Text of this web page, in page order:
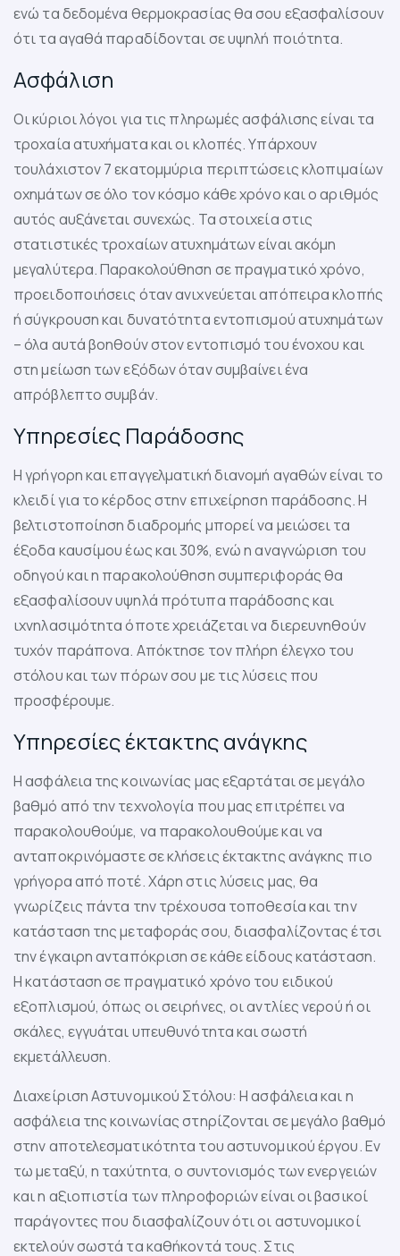
ενώ τα δεδομένα θερμοκρασίας θα σου εξασφαλίσουν
ότι τα αγαθά παραδίδονται σε υψηλή ποιότητα.
Ασφάλιση
Οι κύριοι λόγοι για τις πληρωμές ασφάλισης είναι τα
τροχαία ατυχήματα και οι κλοπές. Υπάρχουν
τουλάχιστον 7 εκατομμύρια περιπτώσεις κλοπιμαίων
οχημάτων σε όλο τον κόσμο κάθε χρόνο και ο αριθμός
αυτός αυξάνεται συνεχώς. Τα στοιχεία στις
στατιστικές τροχαίων ατυχημάτων είναι ακόμη
μεγαλύτερα. Παρακολούθηση σε πραγματικό χρόνο,
προειδοποιήσεις όταν ανιχνεύεται απόπειρα κλοπής
ή σύγκρουση και δυνατότητα εντοπισμού ατυχημάτων
– όλα αυτά βοηθούν στον εντοπισμό του ένοχου και
στη μείωση των εξόδων όταν συμβαίνει ένα
απρόβλεπτο συμβάν.
Υπηρεσίες Παράδοσης
Η γρήγορη και επαγγελματική διανομή αγαθών είναι το
κλειδί για το κέρδος στην επιχείρηση παράδοσης. Η
βελτιστοποίηση διαδρομής μπορεί να μειώσει τα
έξοδα καυσίμου έως και 30%, ενώ η αναγνώριση του
οδηγού και η παρακολούθηση συμπεριφοράς θα
εξασφαλίσουν υψηλά πρότυπα παράδοσης και
ιχνηλασιμότητα όποτε χρειάζεται να διερευνηθούν
τυχόν παράπονα. Απόκτησε τον πλήρη έλεγχο του
στόλου και των πόρων σου με τις λύσεις που
προσφέρουμε.
Υπηρεσίες έκτακτης ανάγκης
Η ασφάλεια της κοινωνίας μας εξαρτάται σε μεγάλο
βαθμό από την τεχνολογία που μας επιτρέπει να
παρακολουθούμε, να παρακολουθούμε και να
ανταποκρινόμαστε σε κλήσεις έκτακτης ανάγκης πιο
γρήγορα από ποτέ. Χάρη στις λύσεις μας, θα
γνωρίζεις πάντα την τρέχουσα τοποθεσία και την
κατάσταση της μεταφοράς σου, διασφαλίζοντας έτσι
την έγκαιρη ανταπόκριση σε κάθε είδους κατάσταση.
Η κατάσταση σε πραγματικό χρόνο του ειδικού
εξοπλισμού, όπως οι σειρήνες, οι αντλίες νερού ή οι
σκάλες, εγγυάται υπευθυνότητα και σωστή
εκμετάλλευση.
Διαχείριση Αστυνομικού Στόλου: Η ασφάλεια και η
ασφάλεια της κοινωνίας στηρίζονται σε μεγάλο βαθμό
στην αποτελεσματικότητα του αστυνομικού έργου. Εν
τω μεταξύ, η ταχύτητα, ο συντονισμός των ενεργειών
και η αξιοπιστία των πληροφοριών είναι οι βασικοί
παράγοντες που διασφαλίζουν ότι οι αστυνομικοί
εκτελούν σωστά τα καθήκοντά τους. Στις